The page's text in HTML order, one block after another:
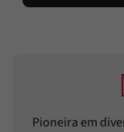
Pioneira em